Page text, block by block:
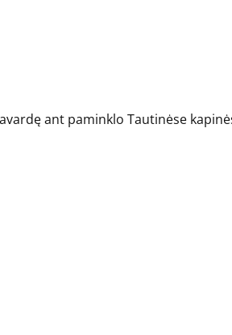
ant paminklo Tautinėse